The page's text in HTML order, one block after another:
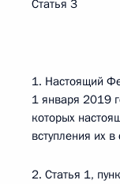
Статья 3
1. Настоящий
1 января 2019
которых
вступления их в
2. Статья 1,